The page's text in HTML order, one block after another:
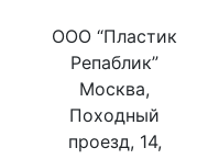
ООО “Пластик
Репаблик”
Москва,
Походный
проезд, 14,